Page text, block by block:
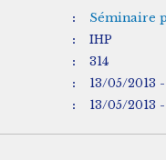
:
Séminaire
:
IHP
:
314
:
13/05/2013
: 13/05/2013